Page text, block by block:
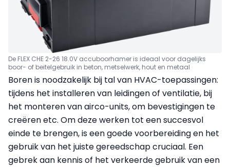
De FLEX CHE 2-26 18.0V accuboorhamer is ideaal voor dagelijks
boor- of beitelgebruik in beton, metselwerk, hout en metaal
Boren is noodzakelijk bij tal van HVAC-toepassingen:
tijdens het installeren van leidingen of ventilatie, bij
het monteren van airco-units, om bevestigingen te
creëren etc. Om deze werken tot een succesvol
einde te brengen, is een goede voorbereiding en het
gebruik van het juiste gereedschap cruciaal. Een
gebrek aan kennis of het verkeerde gebruik van een